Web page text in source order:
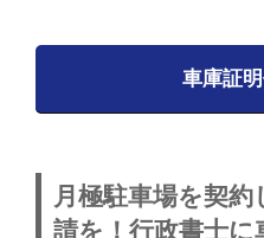
車庫証
月極駐車場を契
請を！行政書士に